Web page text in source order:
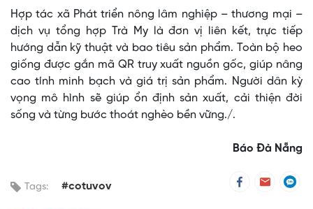
Hợp tác xã Phát triển nông lâm nghiệp – thương mại –
dịch vụ tổng hợp Trà My là đơn vị liên kết, trực tiếp
hướng dẫn kỹ thuật và bao tiêu sản phẩm. Toàn bộ heo
giống được gắn mã QR truy xuất nguồn gốc, giúp nâng
cao tính minh bạch và giá trị sản phẩm. Người dân kỳ
vọng mô hình sẽ giúp ổn định sản xuất, cải thiện đời
sống và từng bước thoát nghèo bền vững./.
Báo Đà Nẵng
Tags: #cotuvov